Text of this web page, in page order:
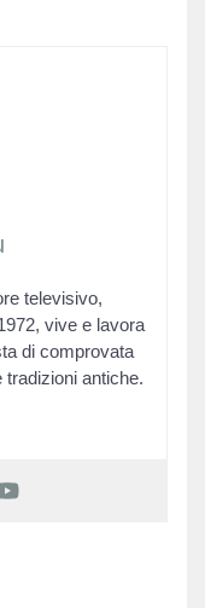
televisivo,
vive e lavora
di comprovata
antiche.